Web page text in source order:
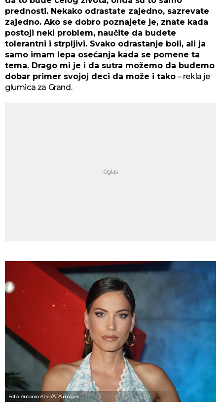
prednosti. Nekako odrastate zajedno, sazrevate
zajedno. Ako se dobro poznajete je, znate kada
postoji neki problem, naučite da budete
tolerantni i strpljivi. Svako odrastanje boli, ali ja
samo imam lepa osećanja kada se pomene ta
tema. Drago mi je i da sutra možemo da budemo
dobar primer svojoj deci da može i tako – rekla je
glumica za Grand.
Foto: Antonio Ahel/ATAImages